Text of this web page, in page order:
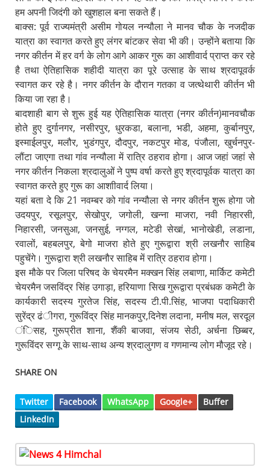
हम अपनी जिदंगी को खुशहाल बना सकते हैं।
बाक्स: पूर्व राज्यमंत्री असीम गोयल नन्यौला ने मानव चौक के नजदीक
यात्रा का स्वागत करते हुए लंगर बांटकर सेवा भी की। उन्होंने बताया कि
नगर कीर्तन में हर वर्ग के लोग आगे आकर गुरू का आशीवार्द प्राप्त कर रहे
है तथा ऐतिहासिक शहीदी यात्रा का पूरे उत्साह के साथ श्रदापूवर्क
स्वागत कर रहे है। नगर कीर्तन के दौरान गतका व जत्थेथारी कीर्तन भी
किया जा रहा है।
बादशाही बाग से शुरू हुई यह ऐतिहासिक यात्रा (नगर कीर्तन)मानवचौक
होते हुए दुर्गानगर, नसीरपुर, धुरकडा, बलाना, भडी, अहमा, कुर्बानपुर,
इस्माईलपुर, मलौर, भुडंगपुर, दौदपुर, नकटपुर मोड, पंजौला, खुर्चनपुर-
लौंटा जाएगा तथा गांव नन्यौला में रात्रि ठहराव होगा। आज जहां जहां से
नगर कीर्तन निकला श्रदालुओं ने पुष्प वर्षा करते हुए श्रदापूर्वक यात्रा का
स्वागत करते हुए गुरू का आशाीवार्द लिया।
यहां बता दे कि 21 नवम्बर को गांव नन्यौला से नगर कीर्तन शुरू होगा जो
उदयपुर, रसूलपुर, सेखोपुर, जगोली, खन्ना माजरा, नवी निहारसी,
निहारसी, जनसुआ, जनसुई, नग्गल, मटेडी सेखां, भानोखेडी, लडाना,
रवालों, बहबलपुर, बेगो माजरा होते हुए गुरूद्वारा श्री लखनौर साहिब
पहुचेंगे। गुरूद्वारा श्री लखनौर साहिब में रात्रि ठहराव होगा।
इस मौके पर जिला परिषद के चेयरमैन मक्खन सिंह लबाणा, मार्किट कमेटी
चेयरमैन जसविंद्र सिंह उगाड़ा, हरियाणा सिख गुरूद्वारा प्रबंधक कमेटी के
कार्यकारी सदस्य गुरतेज सिंह, सदस्य टी.पी.सिंह, भाजपा पदाधिकारी
सुरेंद्र ढंीगरा, गुरूविंद्र सिंह मानकपुर,दिनेश लदाना, मनीष मल, सरदूल
ंिसह, गुरूप्रीत शाना, शैंकी बाजवा, संजय सेठी, अर्चना छिब्बर,
गुरूविंदर सग्गू के साथ-साथ अन्य श्रदालुगण व गणमान्य लोग मौजूद रहे।
SHARE ON
Twitter Facebook WhatsApp Google+
Buffer
LinkedIn